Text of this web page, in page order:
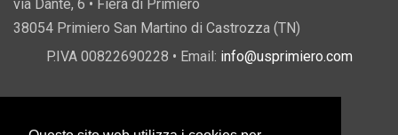
via Dante, 6 • Fiera di Primiero
38054 Primiero San Martino di Castrozza (TN)
P.IVA 00822690228 • Email: info@usprimiero.com